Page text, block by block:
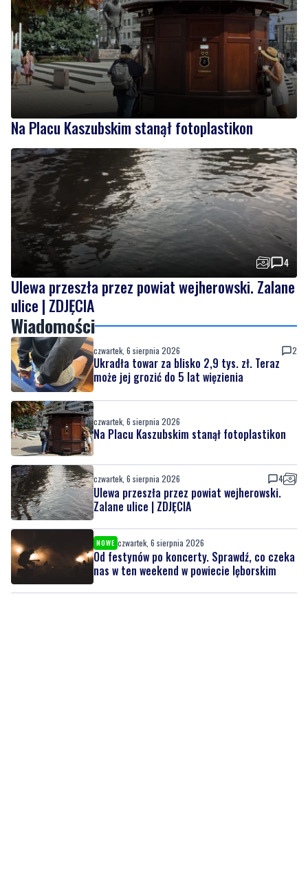
Na Placu Kaszubskim stanął fotoplastikon
4
Ulewa przeszła przez powiat wejherowski. Zalane
ulice | ZDJĘCIA
Wiadomości
czwartek, 6 sierpnia 2026 2
Ukradła towar za blisko 2,9 tys. zł. Teraz
może jej grozić do 5 lat więzienia
czwartek, 6 sierpnia 2026
Na Placu Kaszubskim stanął fotoplastikon
czwartek, 6 sierpnia 2026 4
Ulewa przeszła przez powiat wejherowski.
Zalane ulice | ZDJĘCIA
NOWE czwartek, 6 sierpnia 2026
Od festynów po koncerty. Sprawdź, co czeka
nas w ten weekend w powiecie lęborskim